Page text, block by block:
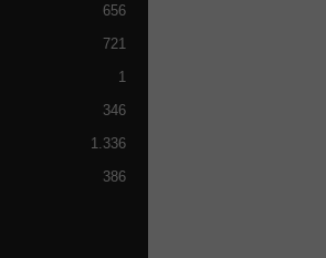
656
721
1
346
1.336
386